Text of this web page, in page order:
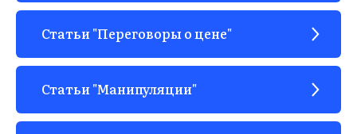
Статьи "Переговоры о цене"
Статьи "Манипуляции"